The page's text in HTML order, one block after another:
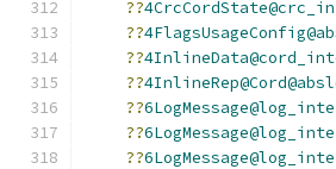
??
??
??
??
??
??
??